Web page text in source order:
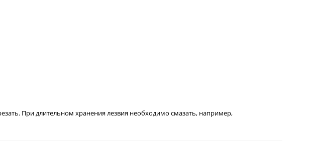
При длительном хранения лезвия необходимо смазать, например,